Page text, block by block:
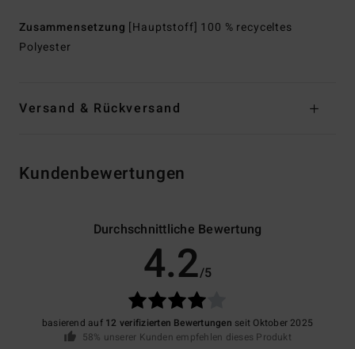
Zusammensetzung [Hauptstoff] 100 % recyceltes
Polyester
Versand & Rückversand
Kundenbewertungen
Durchschnittliche Bewertung
4.2/5
basierend auf 12 verifizierten Bewertungen seit Oktober 2025
58% unserer Kunden empfehlen dieses Produkt